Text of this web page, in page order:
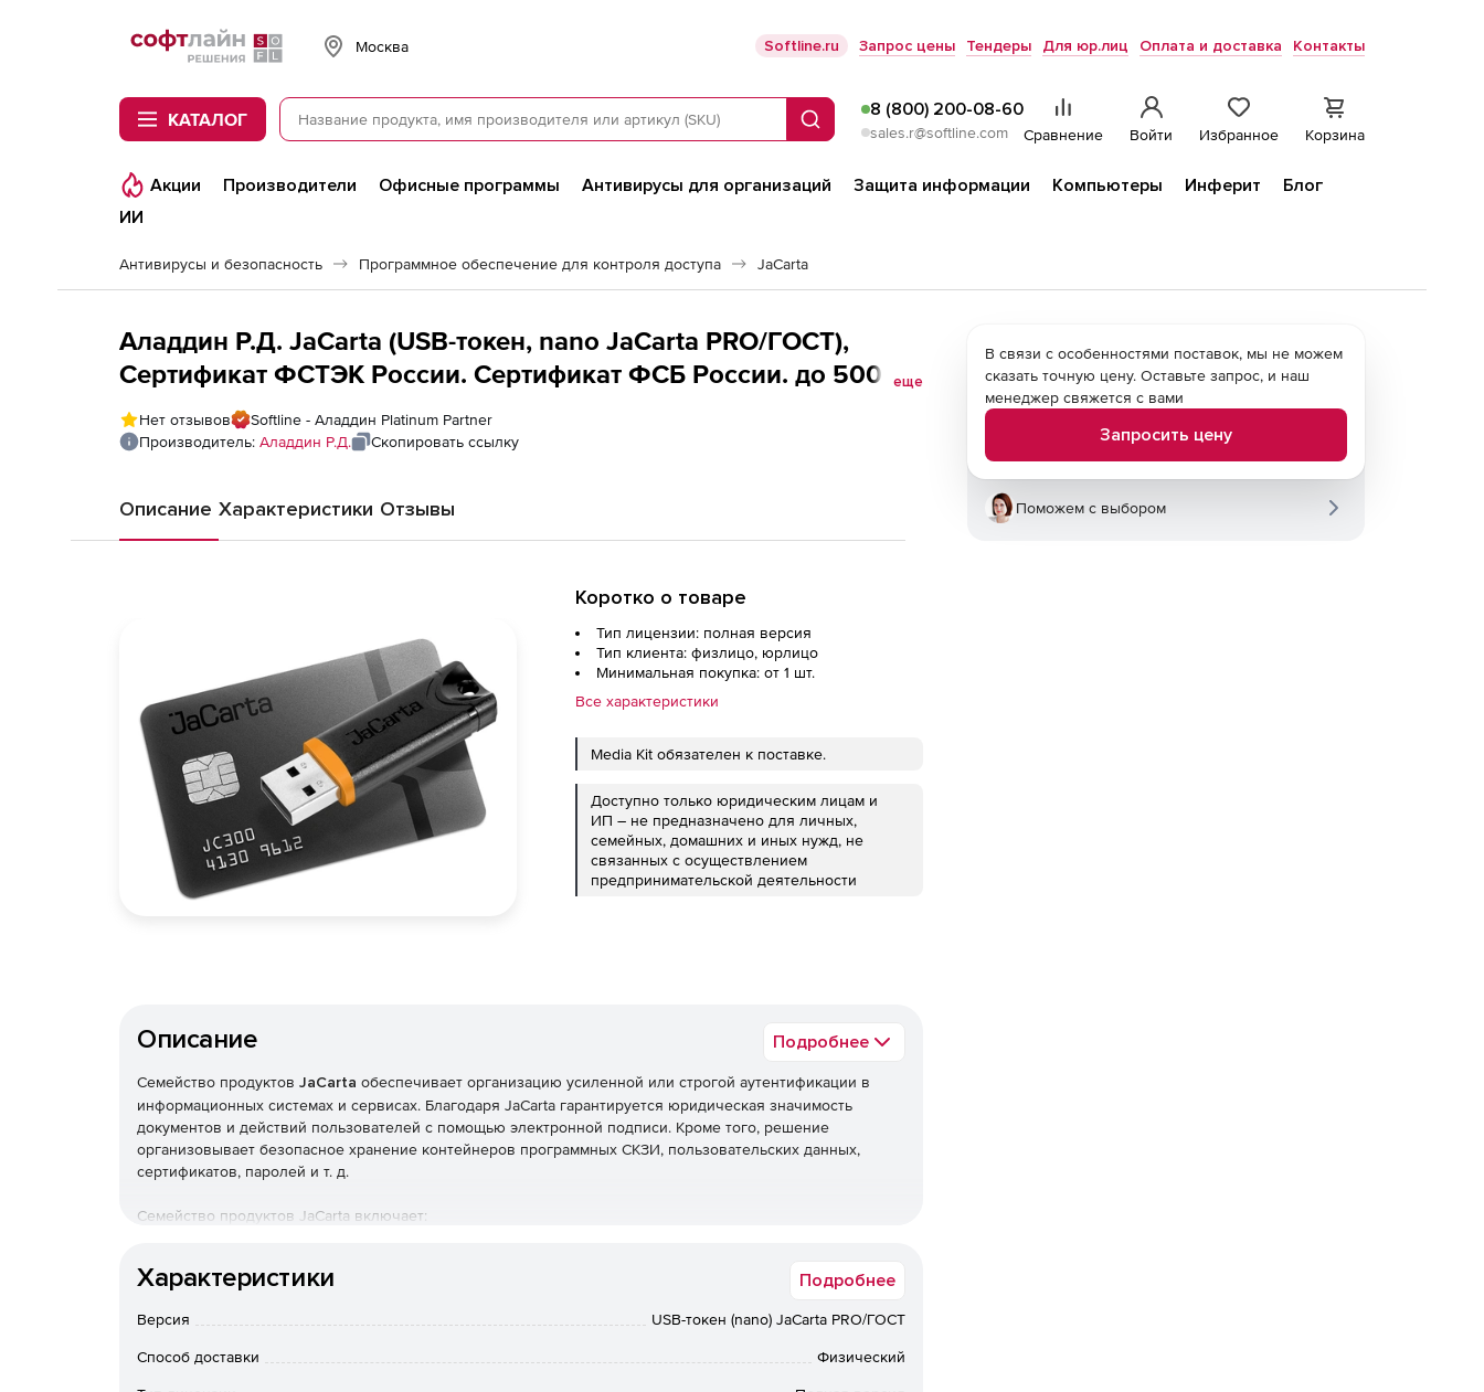
Softline
Москва Softline.ru Запрос цены Тендеры Для юр.лиц Оплата и доставка Контакты
КАТАЛОГ Поиск
8 (800) 200-08-60
sales.r@softline.com Сравнение Войти Избранное Корзина
Акции Производители Офисные программы Антивирусы для организаций Защита информации Компьютеры Инферит
Блог
ИИ
Антивирусы и безопасность Программное обеспечение для контроля доступа JaCarta
Аладдин Р.Д. JaCarta (USB-токен, nano JaCarta PRO/ГОСТ),
Сертификат ФСТЭК России. Сертификат ФСБ России. до 500
шт. (за единицу)
еще
Нет отзывов
Softline - Аладдин Platinum Partner
Производитель: Аладдин Р.Д. Скопировать ссылку
Описание Характеристики Отзывы
Коротко о товаре
Тип лицензии: полная версия
Тип клиента: физлицо, юрлицо
Минимальная покупка: от 1 шт.
Все характеристики
Media Kit обязателен к поставке.
Доступно только юридическим лицам и
ИП – не предназначено для личных,
семейных, домашних и иных нужд, не
связанных с осуществлением
предпринимательской деятельности
Описание Подробнее
Семейство продуктов JaCarta обеспечивает организацию усиленной или строгой аутентификации в
информационных системах и сервисах. Благодаря JaCarta гарантируется юридическая значимость
документов и действий пользователей с помощью электронной подписи. Кроме того, решение
организовывает безопасное хранение контейнеров программных СКЗИ, пользовательских данных,
сертификатов, паролей и т. д.
Семейство продуктов JaCarta включает:
криптографических алгоритмов ГОСТ Р 34.10-2012 и ГОСТ Р 34.11-2012.
JaCarta SF/ГОСТ – средство контроля отчуждения информации со съемного носителя и защищенный
USB-накопитель с объемом памяти 8 Гб, 16 Гб и 32 Гб.
Характеристики Подробнее
Версия USB-токен (nano) JaCarta PRO/ГОСТ
Способ доставки Физический
В связи с особенностями поставок, мы не можем
сказать точную цену. Оставьте запрос, и наш
менеджер свяжется с вами
Запросить цену
Поможем с выбором